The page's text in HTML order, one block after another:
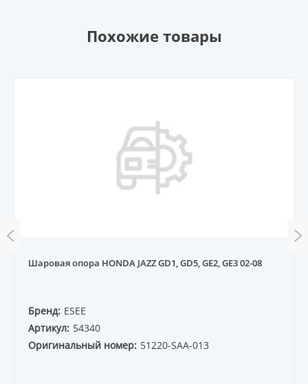
Похожие товары
Шаровая опора HONDA JAZZ GD1, GD5, GE2, GE3 02-08
Бренд: ESEE
Артикул: 54340
Оригинальный номер: 51220-SAA-013